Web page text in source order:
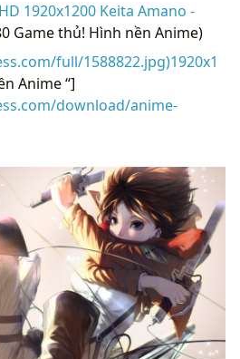
1920x1200 Keita Amano -
Game thủ! Hình nền Anime)
full/1588822.jpg)1920x1
Anime “]
download/anime-